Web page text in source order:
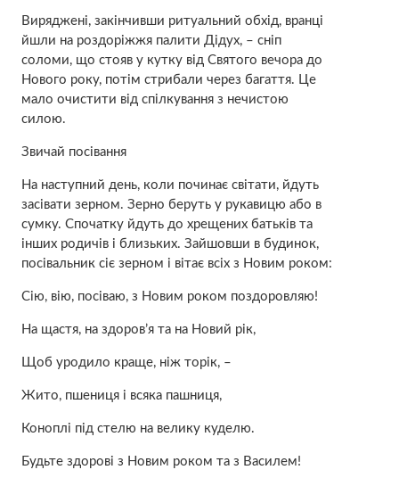
Виряджені, закінчивши ритуальний обхід, вранці
йшли на роздоріжжя палити Дідух, – сніп
соломи, що стояв у кутку від Святого вечора до
Нового року, потім стрибали через багаття. Це
мало очистити від спілкування з нечистою
силою.
Звичай посівання
На наступний день, коли починає світати, йдуть
засівати зерном. Зерно беруть у рукавицю або в
сумку. Спочатку йдуть до хрещених батьків та
інших родичів і близьких. Зайшовши в будинок,
посівальник сіє зерном і вітає всіх з Новим роком:
Сію, вію, посіваю, з Новим роком поздоровляю!
На щастя, на здоров’я та на Новий рік,
Щоб уродило краще, ніж торік, –
Жито, пшениця і всяка пашниця,
Коноплі під стелю на велику куделю.
Будьте здорові з Новим роком та з Василем!